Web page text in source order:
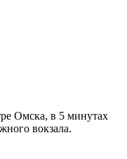
Омска, в 5 минутах
вокзала.